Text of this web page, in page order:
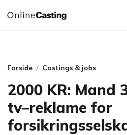
CASTINGS & JOBS
Forside Castings & jobs
2000 KR: Mand
tv–reklame for